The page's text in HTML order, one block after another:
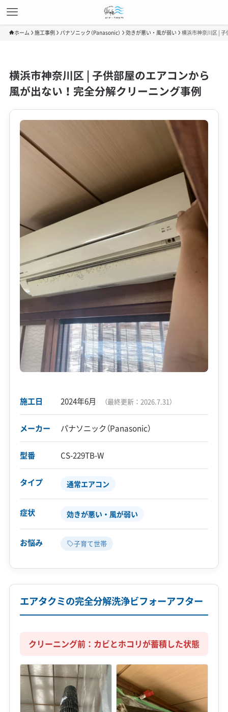
ホーム 施工事例 パナソニック（Panasonic） 効きが悪い・風が弱い 横浜市神奈川区 |
横浜市神奈川区 | 子供部屋のエアコンから
風が出ない！完全分解クリーニング事例
施工日 2024年6月 （最終更新： 2026.7.31）
メーカー パナソニック（Panasonic）
型番 CS-229TB-W
タイプ 通常エアコン
症状 効きが悪い・風が弱い
お悩み 子育て世帯
エアタクミの完全分解洗浄ビフォーアフター
クリーニング前：カビとホコリが蓄積した状態